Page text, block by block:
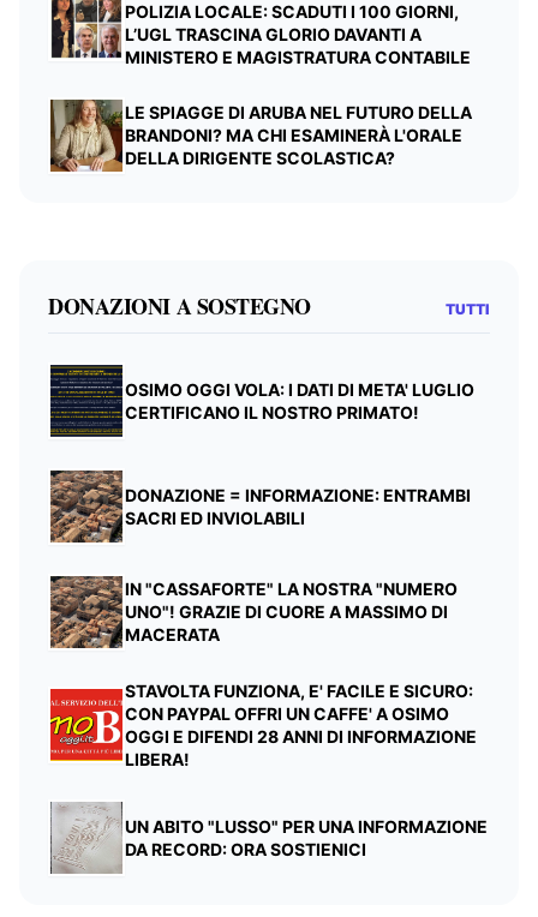
POLIZIA LOCALE: SCADUTI I 100 GIORNI,
L’UGL TRASCINA GLORIO DAVANTI A
MINISTERO E MAGISTRATURA CONTABILE
LE SPIAGGE DI ARUBA NEL FUTURO DELLA
BRANDONI? MA CHI ESAMINERÀ L'ORALE
DELLA DIRIGENTE SCOLASTICA?
DONAZIONI A SOSTEGNO TUTTI
OSIMO OGGI VOLA: I DATI DI META' LUGLIO
CERTIFICANO IL NOSTRO PRIMATO!
DONAZIONE = INFORMAZIONE: ENTRAMBI
SACRI ED INVIOLABILI
IN "CASSAFORTE" LA NOSTRA "NUMERO
UNO"! GRAZIE DI CUORE A MASSIMO DI
MACERATA
STAVOLTA FUNZIONA, E' FACILE E SICURO:
CON PAYPAL OFFRI UN CAFFE' A OSIMO
OGGI E DIFENDI 28 ANNI DI INFORMAZIONE
LIBERA!
UN ABITO "LUSSO" PER UNA INFORMAZIONE
DA RECORD: ORA SOSTIENICI